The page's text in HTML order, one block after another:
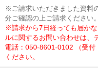
※ご請求いただきました資料
分ご確認の上ご請求ください。
※請求から7日経っても届か
ルに関するお問い合わせは、
電話：050-8601-0102 （受
ください。